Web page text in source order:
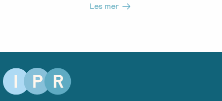
Les mer